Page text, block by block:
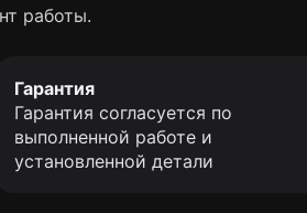
работы.
Гарантия
Гарантия согласуется по
выполненной работе и
установленной детали